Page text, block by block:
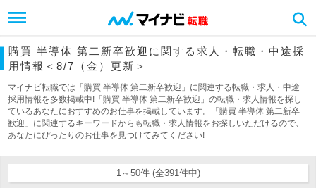
購買 半導体 第二新卒歓迎に関する求人・転職・中途採
用情報＜8/7（金）更新＞
マイナビ転職では「購買 半導体 第二新卒歓迎」に関連する転職・求人・中途
採用情報を多数掲載中!「購買 半導体 第二新卒歓迎」の転職・求人情報を探し
ているあなたにおすすめのお仕事を掲載しています。「購買 半導体 第二新卒
歓迎」に関連するキーワードからも転職・求人情報をお探しいただけるので、
あなたにぴったりのお仕事を見つけてみてください!
1～50件 (全391件中)